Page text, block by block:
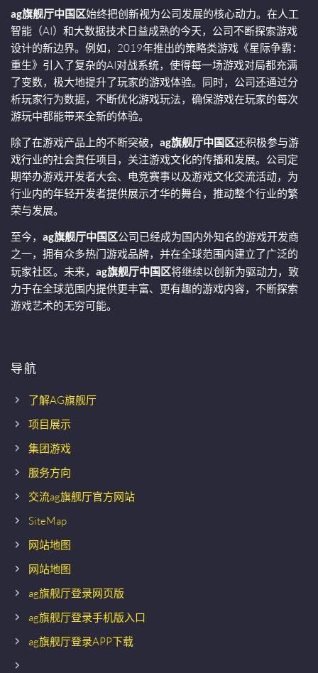
ag旗舰厅中国区始终把创新视为公司发展的核心动力。在人工
智能（AI）和大数据技术日益成熟的今天，公司不断探索游戏
设计的新边界。例如，2019年推出的策略类游戏《星际争霸：
重生》引入了复杂的AI对战系统，使得每一场游戏对局都充满
了变数，极大地提升了玩家的游戏体验。同时，公司还通过分
析玩家行为数据，不断优化游戏玩法，确保游戏在玩家的每次
游玩中都能带来全新的体验。
除了在游戏产品上的不断突破， ag旗舰厅中国区还积极参与游
戏行业的社会责任项目，关注游戏文化的传播和发展。公司定
期举办游戏开发者大会、电竞赛事以及游戏文化交流活动，为
行业内的年轻开发者提供展示才华的舞台，推动整个行业的繁
荣与发展。
至今， ag旗舰厅中国区公司已经成为国内外知名的游戏开发商
之一，拥有众多热门游戏品牌，并在全球范围内建立了广泛的
玩家社区。未来， ag旗舰厅中国区将继续以创新为驱动力，致
力于在全球范围内提供更丰富、更有趣的游戏内容，不断探索
游戏艺术的无穷可能。
导航
了解AG旗舰厅
项目展示
集团游戏
服务方向
交流ag旗舰厅官方网站
SiteMap
网站地图
网站地图
ag旗舰厅登录网页版
ag旗舰厅登录手机版入口
ag旗舰厅登录APP下载